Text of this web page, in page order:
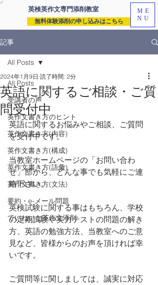
英検英作文専門添削教室
無料体験添削の申し込みはこちら
ME
NU
記事
All Posts
受講者の声
英作文書き方のヒント
英作文書き方(内容)
英作文書き方(構成)
英作文書き方(語彙)
英作文書き方(文法)
要約・e-メール問題
ていねいな英作文添削
All Posts
英語に関するご相談・ご質
問受付中
2024年1月9日 読了時間: 2分
英語に関するお悩みやご相談、ご質問
を受付中です。
当教室ホームページの「お問い合わ
せ」部から、どんな事でも気軽にご連
絡下さい。
英検試験に関する事はもちろん、学校
の定期試験や実力テストの問題の解き
方、英語の勉強方法、当教室へのご意
見など、皆様からのお声を頂ければ幸
いです。
ご質問等に関しましては、誠実に対応